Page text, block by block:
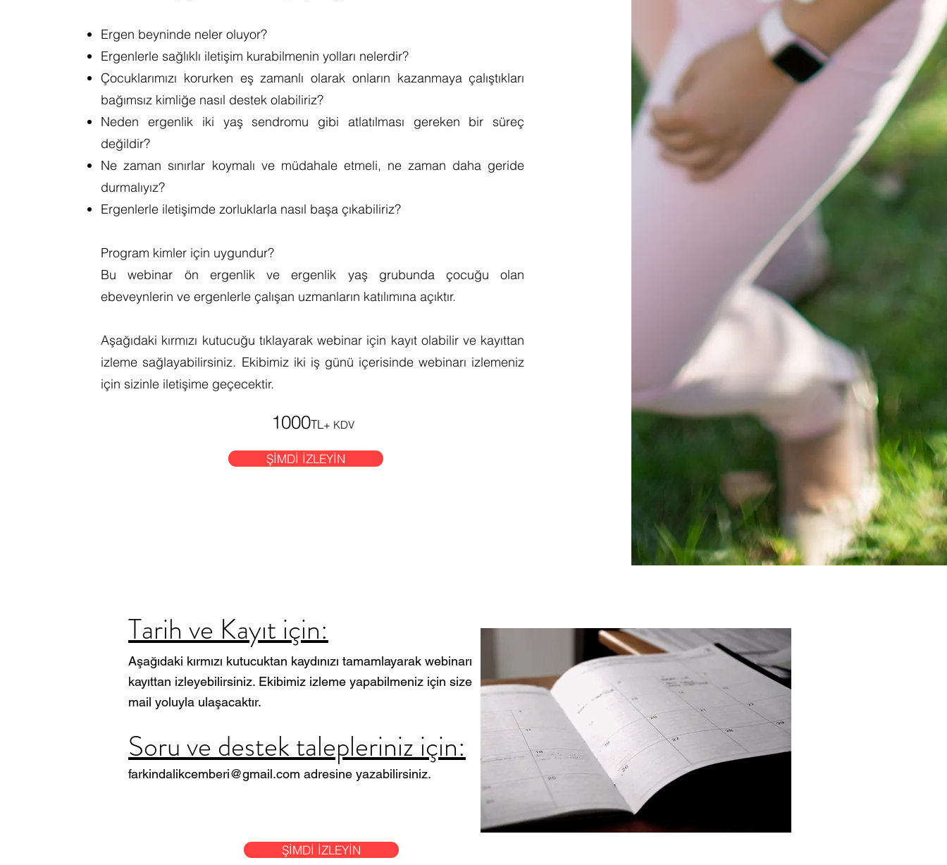
Ergen beyninde neler oluyor?
Ergenlerle sağlıklı iletişim kurabilmenin yolları nelerdir?
Çocuklarımızı korurken eş zamanlı olarak onların kazanmaya çalıştıkları
bağımsız kimliğe nasıl destek olabiliriz?
Neden ergenlik iki yaş sendromu gibi atlatılması gereken bir süreç
değildir?
Ne zaman sınırlar koymalı ve müdahale etmeli, ne zaman daha geride
durmalıyız?
Ergenlerle iletişimde zorluklarla nasıl başa çıkabiliriz?
Program kimler için uygundur?
Bu webinar ön ergenlik ve ergenlik yaş grubunda çocuğu olan
ebeveynlerin ve ergenlerle çalışan uzmanların katılımına açıktır.
Aşağıdaki kırmızı kutucuğu tıklayarak webinar için kayıt olabilir ve kayıttan
izleme sağlayabilirsiniz. Ekibimiz iki iş günü içerisinde webinarı izlemeniz
için sizinle iletişime geçecektir.
1000TL + KDV
ŞİMDİ İZLEYİN
Tarih ve Kayıt için:
Aşağıdaki kırmızı kutucuktan kaydınızı tamamlayarak webinarı
kayıttan izleyebilirsiniz. Ekibimiz izleme yapabilmeniz için size
mail yoluyla ulaşacaktır.
Soru ve destek talepleriniz için:
farkindalikcemberi@gmail.com adresine yazabilirsiniz.
ŞİMDİ İZLEYİN